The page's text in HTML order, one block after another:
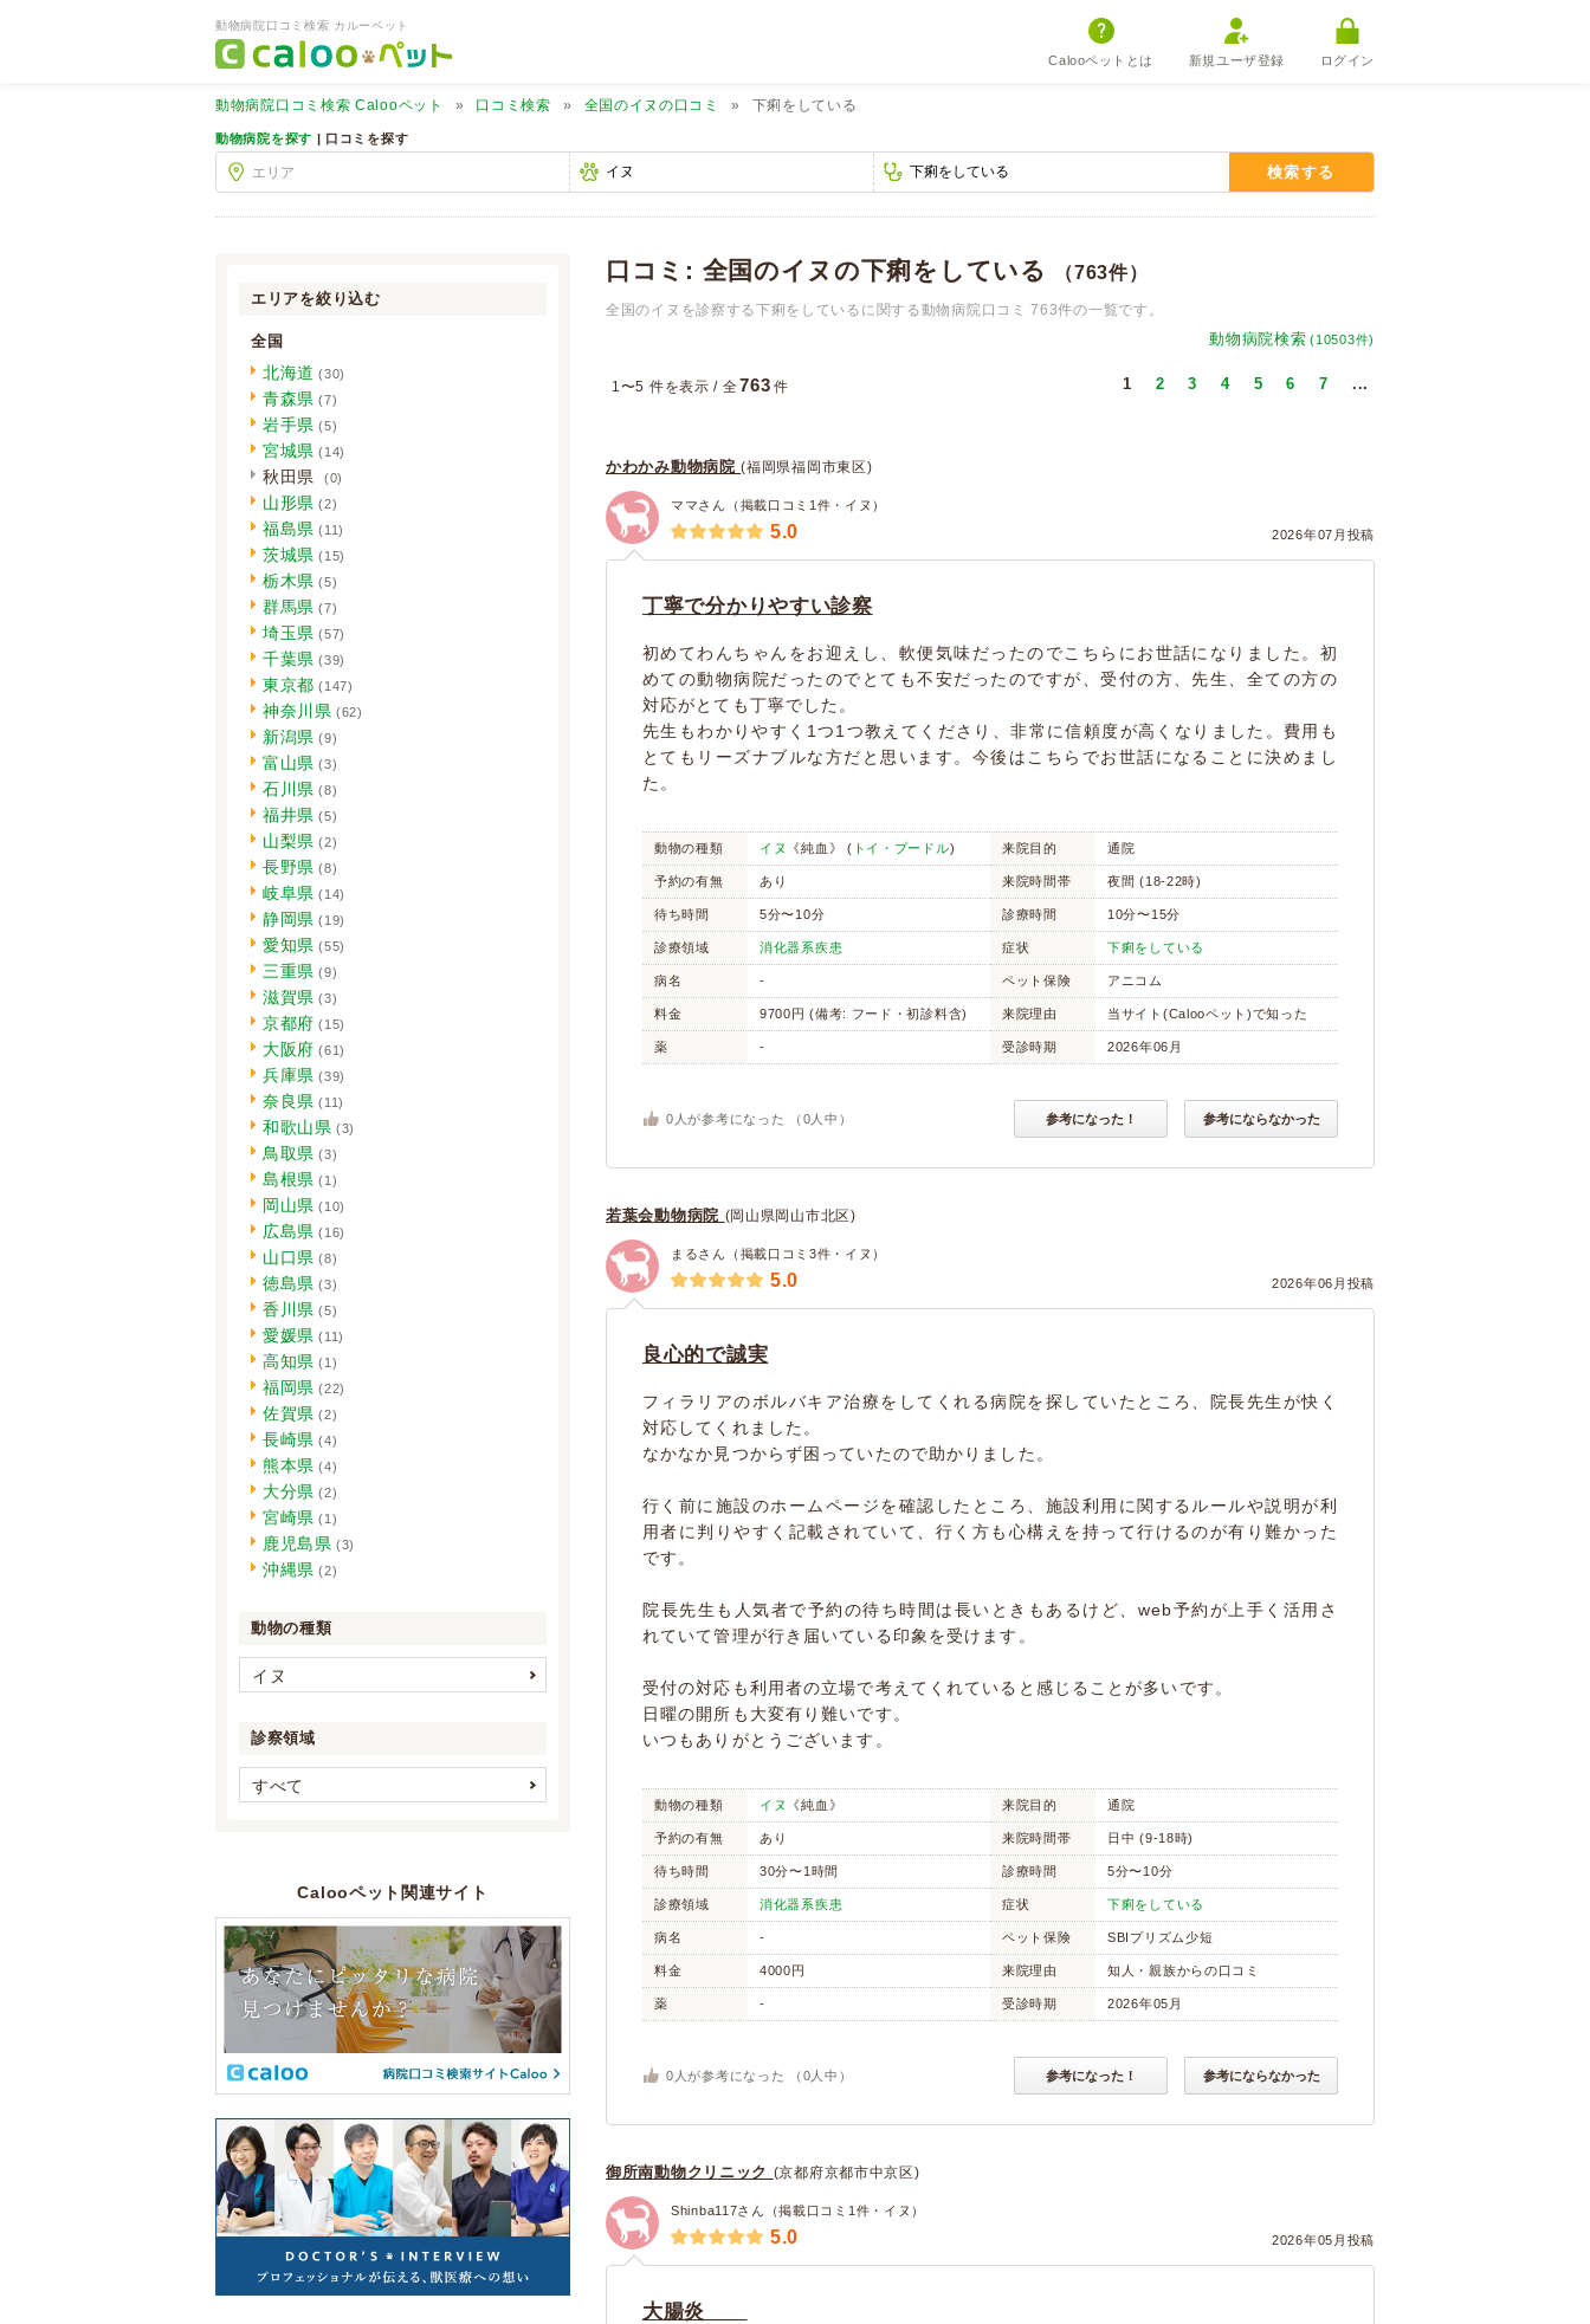
動物病院口コミ検索 カルーペット
Calooペットとは 新規ユーザ登録 ログイン
動物病院口コミ検索 Calooペット 口コミ検索 全国のイヌの口コミ 下痢をしている
動物病院を探す | 口コミを探す
検索する
口コミ: 全国のイヌの下痢をしている （763件）
全国のイヌを診察する下痢をしているに関する動物病院口コミ 763件の一覧です。
動物病院検索 (10503件)
1〜5 件を表示 / 全763 件 1 2 3 4 5 6 7 ...
かわかみ動物病院(福岡県福岡市東区)
ママさん（掲載口コミ1件・イヌ）
2026年07月投稿
5.0
丁寧で分かりやすい診察
初めてわんちゃんをお迎えし、軟便気味だったのでこちらにお世話になりました。初
めての動物病院だったのでとても不安だったのですが、受付の方、先生、全ての方の
対応がとても丁寧でした。
先生もわかりやすく1つ1つ教えてくださり、非常に信頼度が高くなりました。費用も
とてもリーズナブルな方だと思います。今後はこちらでお世話になることに決めまし
た。
動物の種類 イヌ 《純血》 ( トイ・プードル) 来院目的 通院
予約の有無 あり 来院時間帯 夜間 (18-22時)
待ち時間 5分〜10分 診療時間 10分〜15分
診療領域 消化器系疾患 症状 下痢をしている
病名 - ペット保険 アニコム
料金 9700円 (備考: フード・初診料含) 来院理由 当サイト(Calooペット)で知った
薬 - 受診時期 2026年06月
0 人が参考になった （ 0 人中） 参考になった！ 参考にならなかった
若葉会動物病院 (岡山県岡山市北区)
まるさん（掲載口コミ3件・イヌ）
2026年06月投稿
5.0
良心的で誠実
フィラリアのボルバキア治療をしてくれる病院を探していたところ、院長先生が快く
対応してくれました。
なかなか見つからず困っていたので助かりました。
行く前に施設のホームページを確認したところ、施設利用に関するルールや説明が利
用者に判りやすく記載されていて、行く方も心構えを持って行けるのが有り難かった
です。
院長先生も人気者で予約の待ち時間は長いときもあるけど、web予約が上手く活用さ
れていて管理が行き届いている印象を受けます。
受付の対応も利用者の立場で考えてくれていると感じることが多いです。
日曜の開所も大変有り難いです。
いつもありがとうございます。
動物の種類 イヌ 《純血》 来院目的 通院
予約の有無 あり 来院時間帯 日中 (9-18時)
待ち時間 30分〜1時間 診療時間 5分〜10分
診療領域 消化器系疾患 症状 下痢をしている
病名 - ペット保険 SBIプリズム少短
料金 4000円 来院理由 知人・親族からの口コミ
薬 - 受診時期 2026年05月
0 人が参考になった （ 0 人中） 参考になった！ 参考にならなかった
御所南動物クリニック (京都府京都市中京区)
Shinba117さん（掲載口コミ1件・イヌ）
2026年05月投稿
5.0
大腸炎
エリアを絞り込む
全国
北海道 (30)
青森県 (7)
岩手県 (5)
宮城県 (14)
秋田県 (0)
山形県 (2)
福島県 (11)
茨城県 (15)
栃木県 (5)
群馬県 (7)
埼玉県 (57)
千葉県 (39)
東京都 (147)
神奈川県 (62)
新潟県 (9)
富山県 (3)
石川県 (8)
福井県 (5)
山梨県 (2)
長野県 (8)
岐阜県 (14)
静岡県 (19)
愛知県 (55)
三重県 (9)
滋賀県 (3)
京都府 (15)
大阪府 (61)
兵庫県 (39)
奈良県 (11)
和歌山県 (3)
鳥取県 (3)
島根県 (1)
岡山県 (10)
広島県 (16)
山口県 (8)
徳島県 (3)
香川県 (5)
愛媛県 (11)
高知県 (1)
福岡県 (22)
佐賀県 (2)
長崎県 (4)
熊本県 (4)
大分県 (2)
宮崎県 (1)
鹿児島県 (3)
沖縄県 (2)
動物の種類
イヌ
(763) ネコ (318)
ウサギ (42) ハムスター
シマリス (4) チンチラ
フクロモモンガ
(0)
(0) モモンガ
(0)
(20)
フィンチ
ガチョウ (0) カモ
トカゲ/ヤモリ/カメレ
オン
(4)
カメ
(0)
診察領域
すべて
歯と口腔系疾患
(704) 眼科系疾患
皮膚系疾患 (2281)
循環器系疾患 呼吸器系疾患
消化器系疾患 (1754) 肝・胆・すい臓系疾患
腎・泌尿器系疾患
(752)
内分泌代謝系疾患
(140)
血液・免疫系疾患 筋肉系疾患 (106)
整形外科系疾患 (879) 耳系疾患
中毒 (37) 心の病気 (33)
東洋医学 (56) けが・その他 (4010)
Calooペット関連サイト